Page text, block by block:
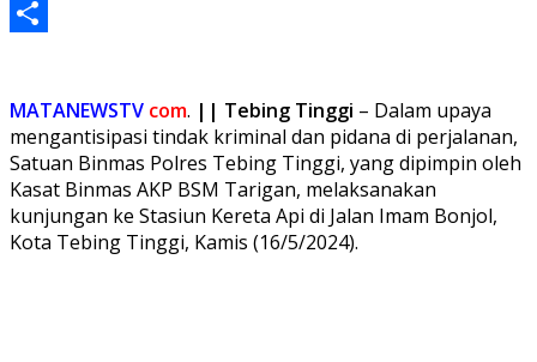
Telegram
MATANEWSTV com. || Tebing Tinggi – Dalam upaya
mengantisipasi tindak kriminal dan pidana di perjalanan,
Satuan Binmas Polres Tebing Tinggi, yang dipimpin oleh
Kasat Binmas AKP BSM Tarigan, melaksanakan
kunjungan ke Stasiun Kereta Api di Jalan Imam Bonjol,
Kota Tebing Tinggi, Kamis (16/5/2024).